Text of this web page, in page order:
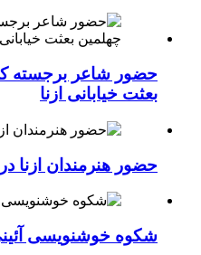
حضور شاعر برجسته
بعثت خیابانی ازنا
حضور هنرمندان ازنا
شکوه خوشنویسی